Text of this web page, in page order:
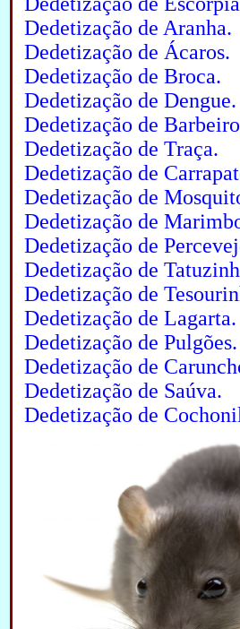
Dedetização de Aranha.
Dedetização de Ácaros.
Dedetização de Broca.
Dedetização de Dengue.
Dedetização de
Dedetização de Traça.
Dedetização de
Dedetização de
Dedetização de
Dedetização de
Dedetização de
Dedetização de
Dedetização de Lagarta.
Dedetização de Pulgões.
Dedetização de
Dedetização de Saúva.
Dedetização de